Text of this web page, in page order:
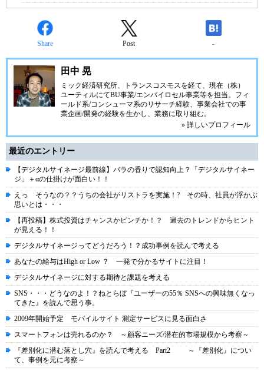
Share Post -
田中 晃
ミック経済研究所、トランスコスモスを経て、現在（株）
ユーティルにてBU事業/エンバイロセル事業等を担当。フィ
ールド系/コンシューマ系のリサーチ経験、事業会社での事
業企画/開発の経験を生かし、業務に取り組む。
» 詳しいプロフィール
最近のエントリー
【デジタルサイネージ最前線】バラの香りで認知向上？「デジタルサイネー
ジ」＋αの仕掛けが面白い！！
えっ そうなの？？うちの会社がリストラを実施！? その時、社員が浮かぶ
思いとは・・・
【再投稿】株式投資はチャンスかピンチか！？ 過去のトレンドからヒント
が見える！！
デジタルサイネージってどうだろう！？成功事例を読んで考える
あなたの給与はHigh or Low ？ 一発で分かるサイトに注目！
デジタルサイネージに対する期待と課題を考える
SNS・・・どうなのよ！？ねとらぼ『ユーザーの55％ SNSへの興味無くなっ
てきた』を読んで思う事。
2009年開始予定 モバイルサイト 測定サービスに見る面白さ
スマートフォンは売れるのか？ ～顧客ニーズ/潜在的市場規模から考察～
『差別化に潜む落とし穴』を読んで考える Part2 ～『差別化』につい
て、事例を元に考察～